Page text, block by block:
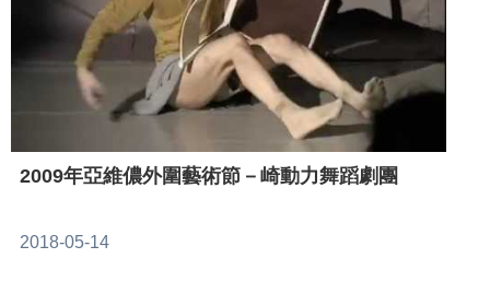
2009年亞維儂外圍藝術節－崎動力舞蹈劇團
2018-05-14